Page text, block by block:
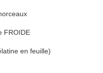
FROIDE
en feuille)